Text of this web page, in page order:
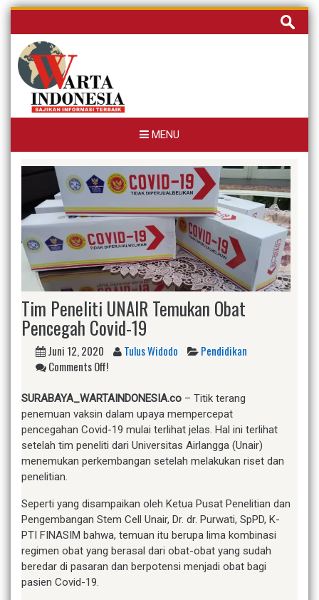
Skip
content
Cari
untuk:
MENU
Tim Peneliti UNAIR Temukan Obat
Pencegah Covid-19
Juni 12, 2020 Tulus Widodo
Pendidikan
Comments Off!
SURABAYA_WARTAINDONESIA.co – Titik terang
penemuan vaksin dalam upaya mempercepat
pencegahan Covid-19 mulai terlihat jelas. Hal ini terlihat
setelah tim peneliti dari Universitas Airlangga (Unair)
menemukan perkembangan setelah melakukan riset dan
penelitian.
Seperti yang disampaikan oleh Ketua Pusat Penelitian dan
Pengembangan Stem Cell Unair, Dr. dr. Purwati, SpPD, K-
PTI FINASIM bahwa, temuan itu berupa lima kombinasi
regimen obat yang berasal dari obat-obat yang sudah
beredar di pasaran dan berpotensi menjadi obat bagi
pasien Covid-19.